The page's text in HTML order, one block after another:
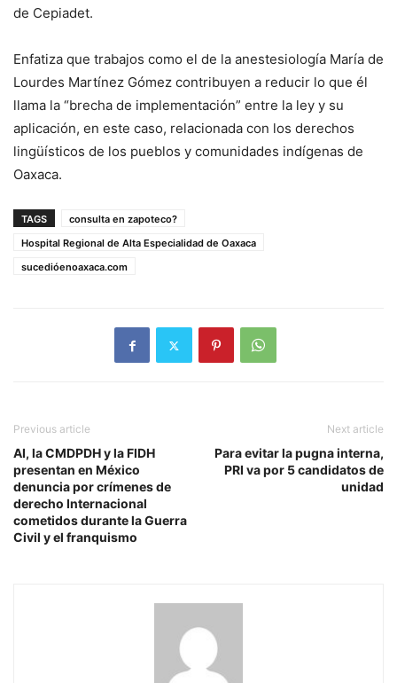
de Cepiadet.
Enfatiza que trabajos como el de la anestesiología María de
Lourdes Martínez Gómez contribuyen a reducir lo que él
llama la “brecha de implementación” entre la ley y su
aplicación, en este caso, relacionada con los derechos
lingüísticos de los pueblos y comunidades indígenas de
Oaxaca.
TAGS
consulta en zapoteco?
Hospital Regional de Alta Especialidad de Oaxaca
sucedióenoaxaca.com
Previous article
AI, la CMDPDH y la FIDH
presentan en México
denuncia por crímenes de
derecho Internacional
cometidos durante la Guerra
Civil y el franquismo
Next article
Para evitar la pugna interna,
PRI va por 5 candidatos de
unidad